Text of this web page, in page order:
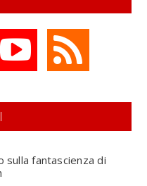
sulla fantascienza di